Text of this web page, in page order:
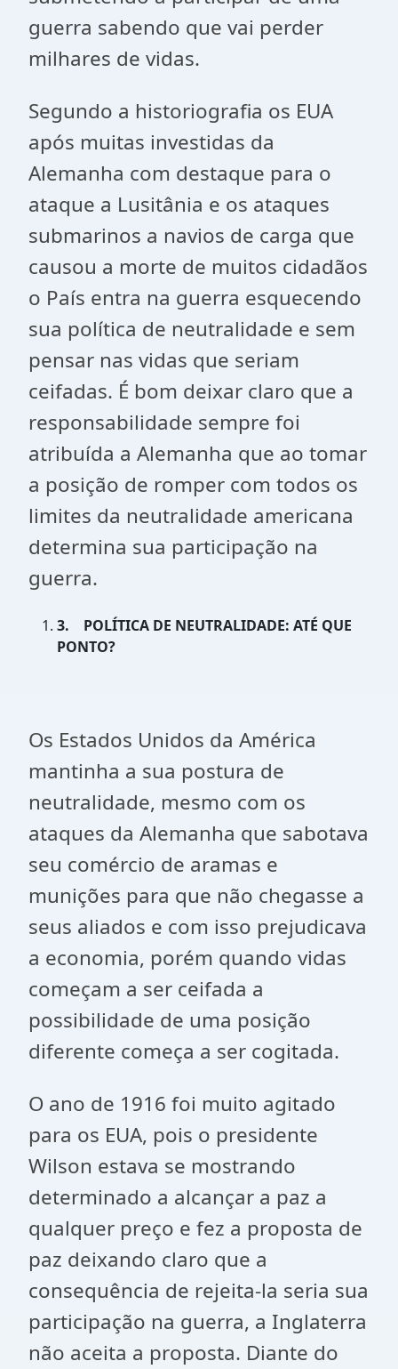
guerra sabendo que vai perder
milhares de vidas.
Segundo a historiografia os EUA
após muitas investidas da
Alemanha com destaque para o
ataque a Lusitânia e os ataques
submarinos a navios de carga que
causou a morte de muitos cidadãos
o País entra na guerra esquecendo
sua política de neutralidade e sem
pensar nas vidas que seriam
ceifadas. É bom deixar claro que a
responsabilidade sempre foi
atribuída a Alemanha que ao tomar
a posição de romper com todos os
limites da neutralidade americana
determina sua participação na
guerra.
3. POLÍTICA DE NEUTRALIDADE: ATÉ QUE
PONTO?
Os Estados Unidos da América
mantinha a sua postura de
neutralidade, mesmo com os
ataques da Alemanha que sabotava
seu comércio de aramas e
munições para que não chegasse a
seus aliados e com isso prejudicava
a economia, porém quando vidas
começam a ser ceifada a
possibilidade de uma posição
diferente começa a ser cogitada.
O ano de 1916 foi muito agitado
para os EUA, pois o presidente
Wilson estava se mostrando
determinado a alcançar a paz a
qualquer preço e fez a proposta de
paz deixando claro que a
consequência de rejeita-la seria sua
participação na guerra, a Inglaterra
não aceita a proposta. Diante do